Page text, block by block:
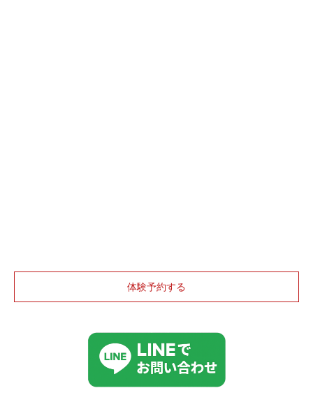
体験予約する